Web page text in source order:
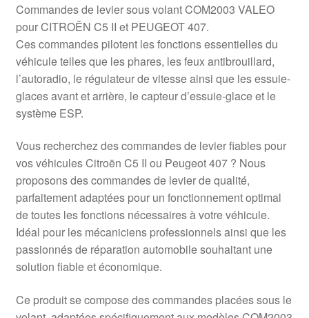
Commandes de levier sous volant COM2003 VALEO
pour CITROËN C5 II et PEUGEOT 407.
Ces commandes pilotent les fonctions essentielles du
véhicule telles que les phares, les feux antibrouillard,
l’autoradio, le régulateur de vitesse ainsi que les essuie-
glaces avant et arrière, le capteur d’essuie-glace et le
système ESP.
Vous recherchez des commandes de levier fiables pour
vos véhicules Citroën C5 II ou Peugeot 407 ? Nous
proposons des commandes de levier de qualité,
parfaitement adaptées pour un fonctionnement optimal
de toutes les fonctions nécessaires à votre véhicule.
Idéal pour les mécaniciens professionnels ainsi que les
passionnés de réparation automobile souhaitant une
solution fiable et économique.
Ce produit se compose des commandes placées sous le